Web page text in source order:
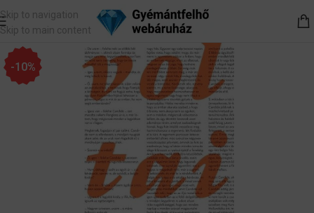
Skip to navigation
Skip to main content
-10%